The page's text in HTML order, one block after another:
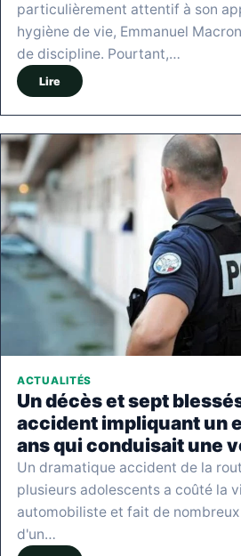
particulièrement attentif à son
hygiène de vie, Emmanuel
de discipline. Pourtant,…
Lire
ACTUALITÉS
Un décès et sept
accident impliquant un
ans qui conduisait une
Un dramatique accident de la
plusieurs adolescents a coûté la
automobiliste et fait de
d'un…